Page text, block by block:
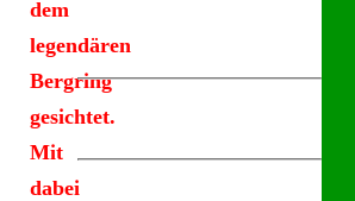
dem
legendären
Bergring
gesichtet.
Mit
dabei